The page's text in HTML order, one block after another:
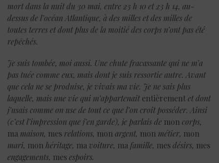
mort dans la nuit du 30 mai, entre 23 h 10 et 23 h 14, au-
dessus de l’océan Atlantique, à des milles et des milles de
toutes terres et dont plus de la moitié des corps n’ont pas été
repêchés.
Je suis tombée, moi aussi. Une chute fracassante qui ne m’a
pas tuée comme eux, mais dont je suis ressortie autre. Avant
que cela ne se produise, je vivais ma vie. Je ne sais plus
laquelle, mais une vie qui m’appartenait entièrement et dont
j’usais comme on use de tout ce que l’on croit posséder. Ainsi
(c’est l’impression que j’en garde), je parlais de mon corps,
ma maison, mes relations, mon argent, mon métier, mon
mari, mon héritage, ma voiture, ma famille, mesdésirs, mes
engagements, mesespoirs.